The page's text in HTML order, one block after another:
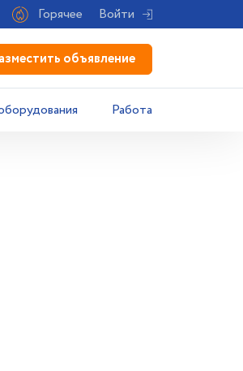
Горячее Войти
объявление
Работа